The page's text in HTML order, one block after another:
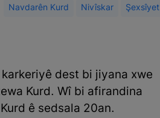
Navdarên Kurd Nivîskar Şexsîyet
dest bi jiyana xwe
Kurd. Wî bi afirandina
ê sedsala 20an.